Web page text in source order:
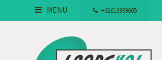
MENU +31613909665